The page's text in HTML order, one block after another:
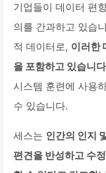
기업들이 데이터 편
의를 간과하고 있습
적 데이터로, 이러한
을 포함하고 있습니다
시스템 훈련에 사용
수 있습니다.
세스는 인간의 인지
편견을 반성하고 수